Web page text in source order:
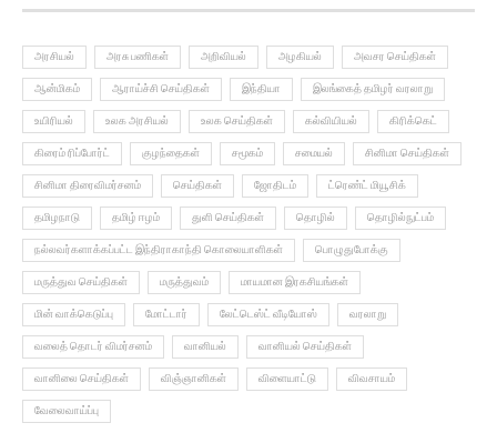
அரசியல் அரசு பணிகள் அறிவியல் அழகியல் அவசர செய்திகள்
ஆன்மிகம் ஆராய்ச்சி செய்திகள் இந்தியா இலங்கைத் தமிழர் வரலாறு
உயிரியல் உலக அரசியல் உலக செய்திகள் கல்வியியல் கிரிக்கெட்
கிரைம் ரிப்போர்ட் குழந்தைகள் சமூகம் சமையல் சினிமா செய்திகள்
சினிமா திரைவிமர்சனம் செய்திகள் ஜோதிடம் ட்ரெண்ட் மியூசிக்
தமிழநாடு தமிழ் ஈழம் துளி செய்திகள் தொழில் தொழில்நுட்பம்
நல்லவர்களாக்கப்பட்ட இந்திராகாந்தி கொலையாளிகள் பொழுதுபோக்கு
மருத்துவ செய்திகள் மருத்துவம் மாயமான இரகசியங்கள்
மின் வாக்கெடுப்பு மோட்டார் லேட்டெஸ்ட் வீடியோஸ் வரலாறு
வலைத் தொடர் விமர்சனம் வானியல் வானியல் செய்திகள்
வானிலை செய்திகள் விஞ்ஞானிகள் விளையாட்டு விவசாயம்
வேலைவாய்ப்பு